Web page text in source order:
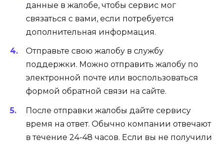
данные в жалобе, чтобы сервис мог
связаться с вами, если потребуется
дополнительная информация.
Отправьте свою жалобу в службу
поддержки. Можно отправить жалобу по
электронной почте или воспользоваться
формой обратной связи на сайте.
После отправки жалобы дайте сервису
время на ответ. Обычно компании отвечают
в течение 24-48 часов. Если вы не получили